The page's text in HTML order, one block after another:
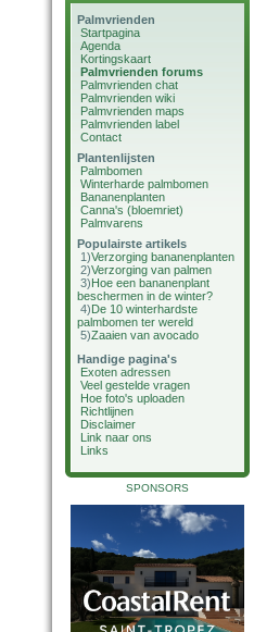
Palmvrienden
Startpagina
Agenda
Kortingskaart
Palmvrienden forums
Palmvrienden chat
Palmvrienden wiki
Palmvrienden maps
Palmvrienden label
Contact
Plantenlijsten
Palmbomen
Winterharde palmbomen
Bananenplanten
Canna's (bloemriet)
Palmvarens
Populairste artikels
1)Verzorging bananenplanten
2)Verzorging van palmen
3)Hoe een bananenplant
beschermen in de winter?
4)De 10 winterhardste
palmbomen ter wereld
5)Zaaien van avocado
Handige pagina's
Exoten adressen
Veel gestelde vragen
Hoe foto's uploaden
Richtlijnen
Disclaimer
Link naar ons
Links
SPONSORS